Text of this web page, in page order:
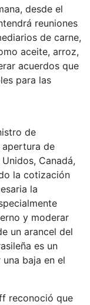
desde el
reuniones
de carne,
aceite, arroz,
acuerdos que
para las
de
de
Canadá,
la cotización
la
y moderar
un arancel del
es un
baja en el
reconoció que